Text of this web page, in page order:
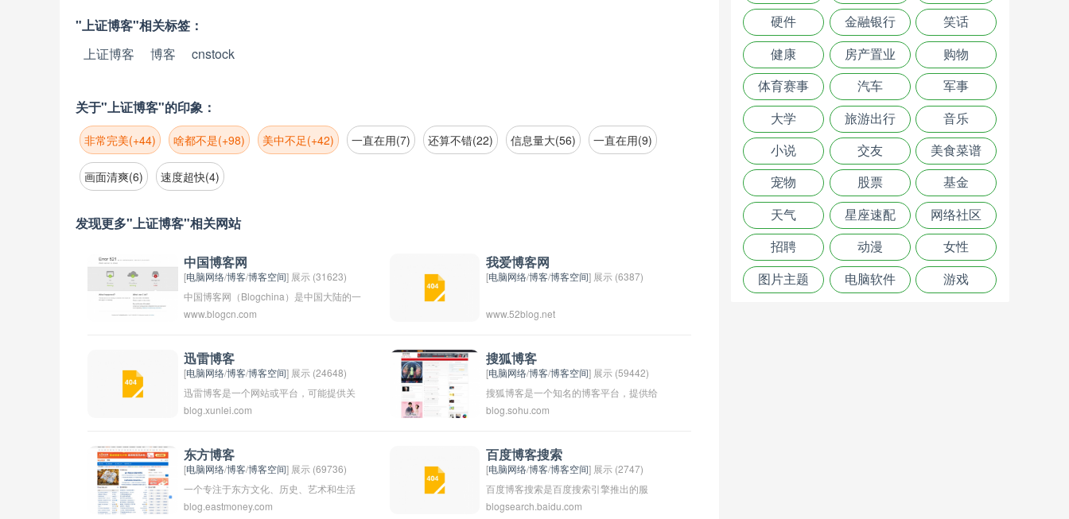
"上证博客"相关标签：
上证博客
博客 cnstock
关于"上证博客"的印象：
非常完美(+44) 啥都不是(+98) 美中不足(+42) 一直在用(7) 还算不错(22) 信息量大(56) 一直在用(9)
画面清爽(6) 速度超快(4)
发现更多"上证博客"相关网站
中国博客网
[电脑网络/博客/博客空间] 展示 (31623)
中国博客网（Blogchina）是中国大陆的一
个博客类网站，为用户提供博客搭建、内
注册账号，创建自己的博客并发布个人文
章、图片、视频等多媒体内容。该网站也
提供了社交功能，用户可以关注、评论其
他博主的文章，进行交流互动。中国博客
之一，目前在中国大陆地区仍有一定用户
基础。
www.blogcn.com
我爱博客网
[电脑网络/博客/博客空间] 展示 (6387)
www.52blog.net
迅雷博客
[电脑网络/博客/博客空间] 展示 (24648)
迅雷博客是一个网站或平台，可能提供关
于技术、科技、互联网等方面的新闻、文
司，其博客可能专注于该公司或相关行业
的内容。
blog.xunlei.com
搜狐博客
[电脑网络/博客/博客空间] 展示 (59442)
搜狐博客是一个知名的博客平台，提供给
用户免费的博客空间，使用户可以自由表
在搜狐博客上发布文字、图片、视频等内
容，并与其他用户互动交流。搜狐博客汇
集了各种领域的优秀博主，涵盖了各种话
题，是广大网民获取信息、交流观点的重
blog.sohu.com
东方博客
[电脑网络/博客/博客空间] 展示 (69736)
一个专注于东方文化、历史、艺术和生活
的博客网站。该博客涵盖了东方各个国家
blog.eastmoney.com
百度博客搜索
[电脑网络/博客/博客空间] 展示 (2747)
百度博客搜索是百度搜索引擎推出的服
务，可以让用户搜索到相关的博客文章内
blogsearch.baidu.com
硬件 金融银行 笑话
健康 房产置业 购物
体育赛事 汽车 军事
大学 旅游出行 音乐
小说 交友 美食菜谱
宠物 股票 基金
天气 星座速配 网络社区
招聘 动漫 女性
图片主题 电脑软件 游戏